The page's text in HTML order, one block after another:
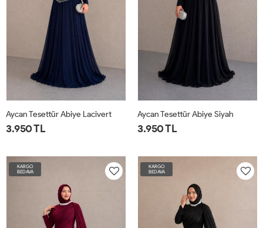
Aycan Tesettür Abiye Lacivert
3.950 TL
Aycan Tesettür Abiye Siyah
3.950 TL
KARGO
BEDAVA
KARGO
BEDAVA